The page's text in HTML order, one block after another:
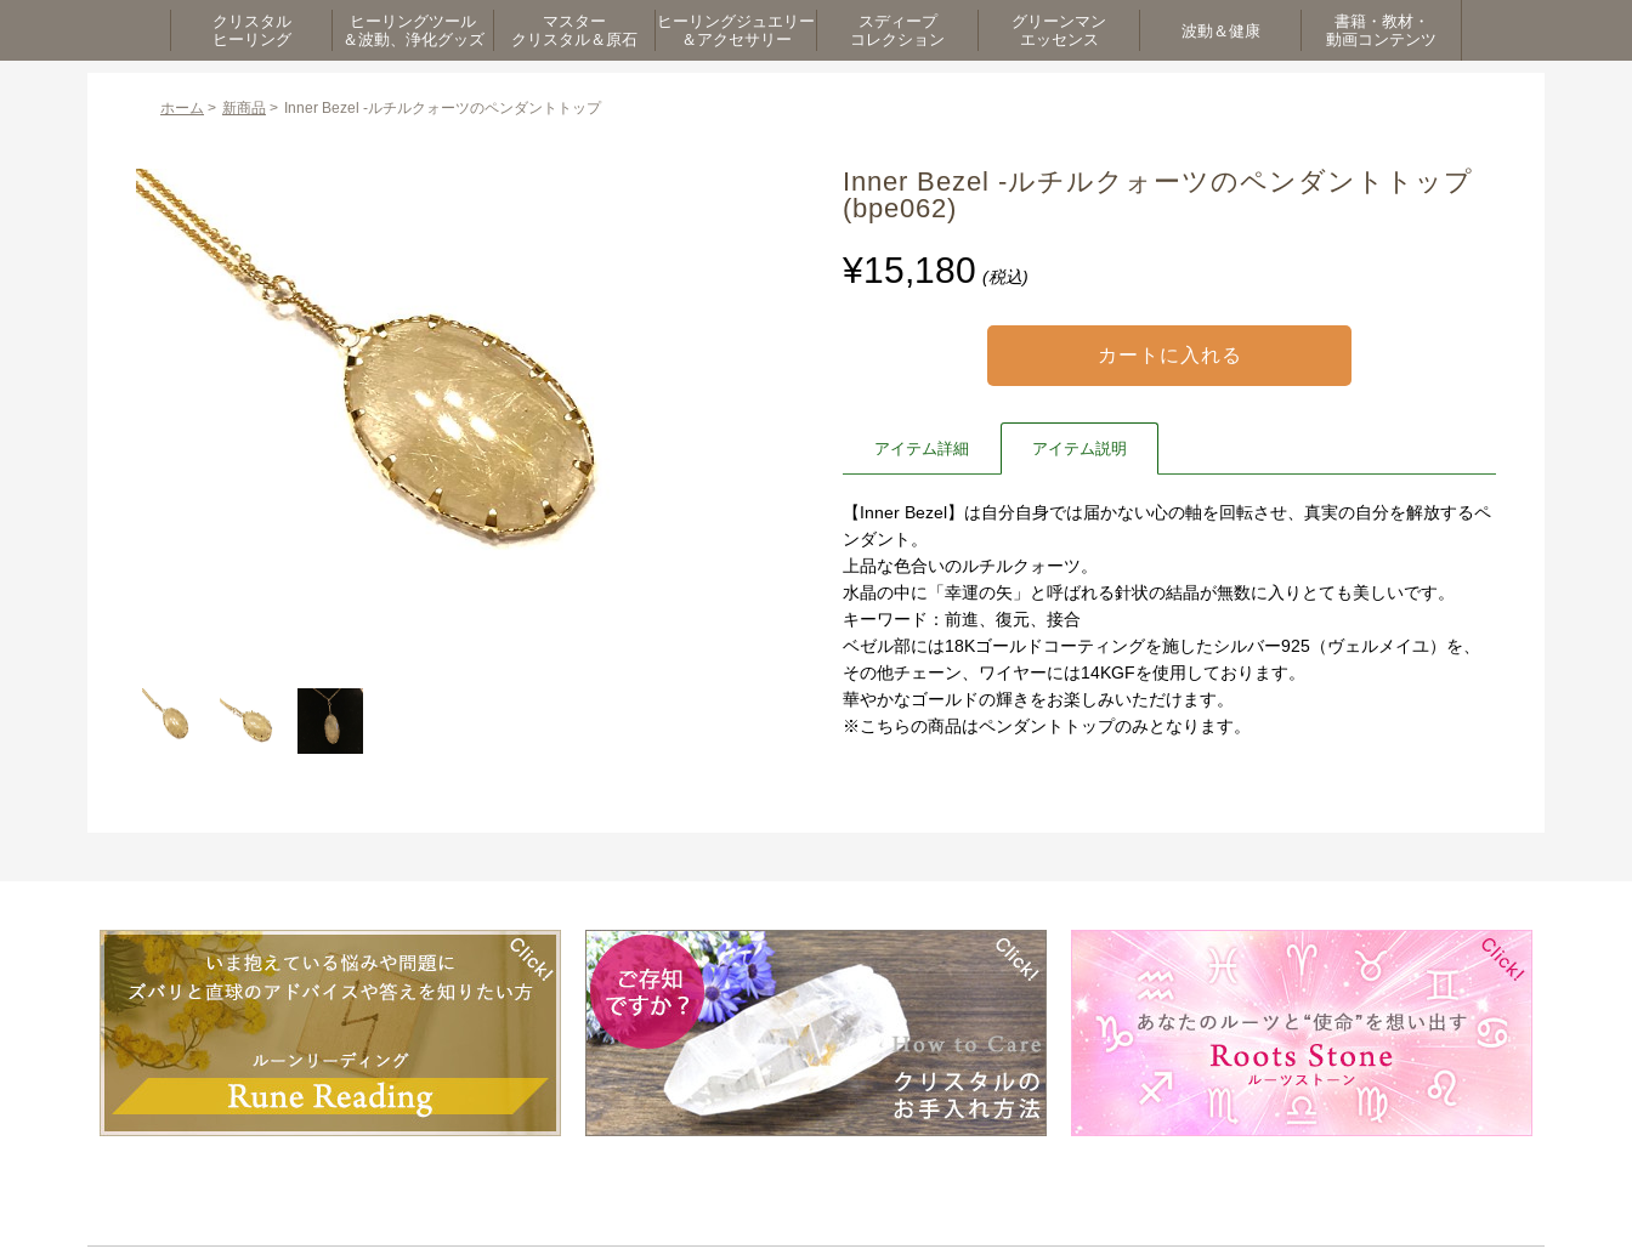
クリスタル
ヒーリング
ヒーリングツール
＆波動、浄化グッズ
マスター
クリスタル＆原石
ヒーリングジュエリー
＆アクセサリー
スディープ
コレクション
グリーンマン
エッセンス
波動＆健康
書籍・教材・
動画コンテンツ
ホーム > 新商品 > Inner Bezel -ルチルクォーツのペンダントトップ
Inner Bezel -ルチルクォーツのペンダントトップ
(bpe062)
¥15,180 (税込)
アイテム詳細 アイテム説明
【Inner Bezel】は自分自身では届かない心の軸を回転させ、真実の自分を解放するペ
ンダント。
上品な色合いのルチルクォーツ。
水晶の中に「幸運の矢」と呼ばれる針状の結晶が無数に入りとても美しいです。
キーワード：前進、復元、接合
ベゼル部には18Kゴールドコーティングを施したシルバー925（ヴェルメイユ）を、
その他チェーン、ワイヤーには14KGFを使用しております。
華やかなゴールドの輝きをお楽しみいただけます。
※こちらの商品はペンダントトップのみとなります。